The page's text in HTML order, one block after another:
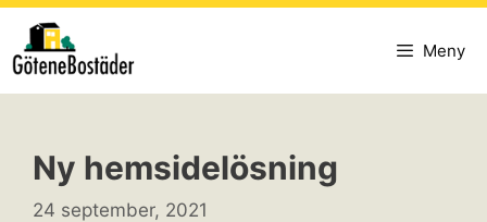
Hoppa
innehåll
Meny
Ny hemsidelösning
24 september, 2021